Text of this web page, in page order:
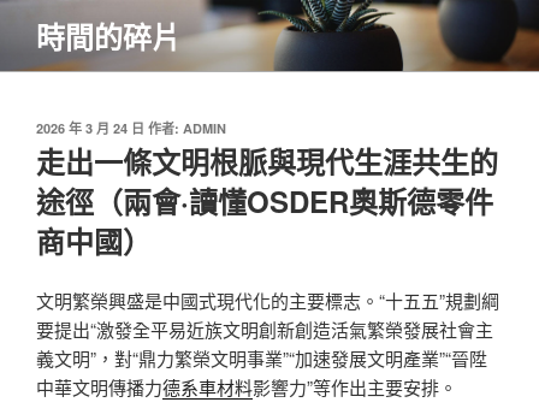
主
時間的碎片
發
佈
於
2026 年 3 月 24 日 作者: ADMIN
走出一條文明根脈與現代生涯共生的
途徑（兩會·讀懂OSDER奧斯德零件
商中國）
文明繁榮興盛是中國式現代化的主要標志。“十五五”規劃綱
要提出“激發全平易近族文明創新創造活氣繁榮發展社會主
義文明”，對“鼎力繁榮文明事業”“加速發展文明產業”“晉陞
中華文明傳播力德系車材料影響力”等作出主要安排。